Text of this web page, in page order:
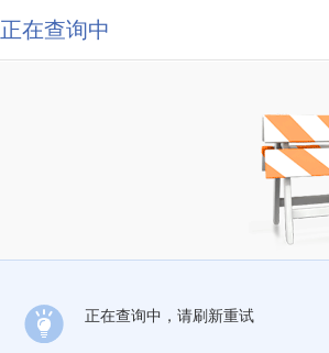
正在查询中
正在查询中，请刷新重试